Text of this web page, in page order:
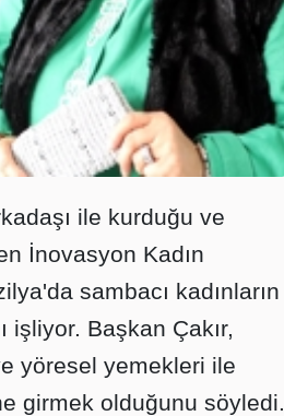
ile kurduğu ve
İnovasyon Kadın
sambacı kadınların
işliyor. Başkan Çakır,
yöresel yemekleri ile
girmek olduğunu söyledi.